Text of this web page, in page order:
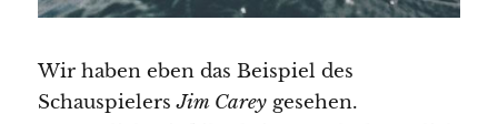
Wir haben eben das Beispiel des
SchauspielersJim Careygesehen.